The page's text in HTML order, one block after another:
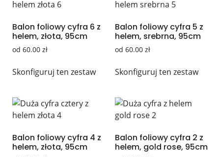
Balon foliowy cyfra 6 z
helem, złota, 95cm
od 60.00 zł
Skonfiguruj ten zestaw
Balon foliowy cyfra 5 z
helem, srebrna, 95cm
od 60.00 zł
Skonfiguruj ten zestaw
Balon foliowy cyfra 4 z
helem, złota, 95cm
Balon foliowy cyfra 2 z
helem, gold rose, 95cm